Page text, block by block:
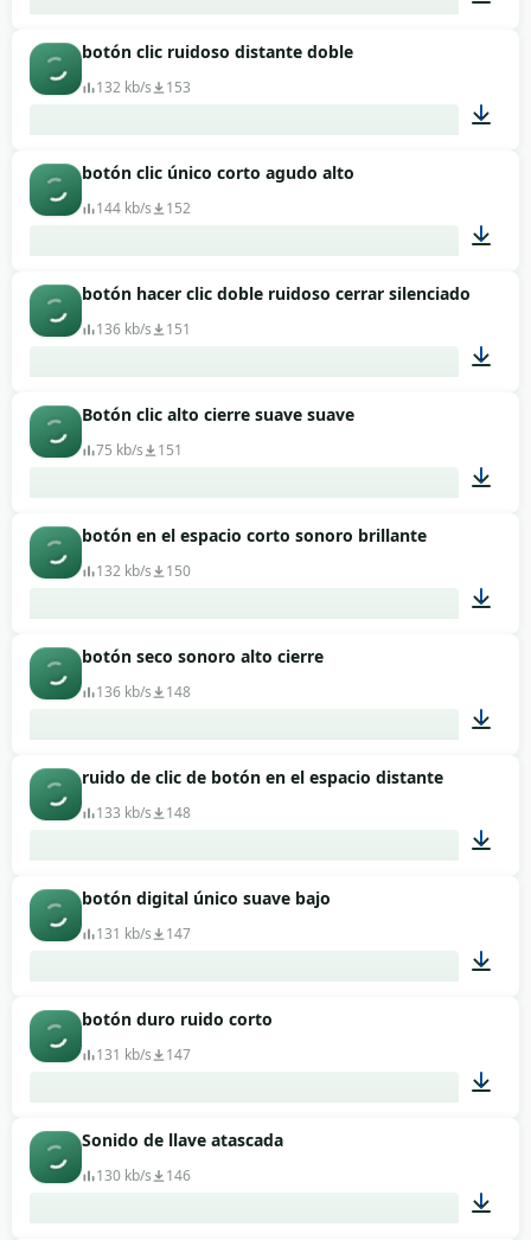
botón clic ruidoso distante doble
132 kb/s 153
botón clic único corto agudo alto
144 kb/s 152
00:01
botón hacer clic doble ruidoso cerrar silenciado
136 kb/s 151
Botón clic alto cierre suave suave
75 kb/s 151
botón en el espacio corto sonoro brillante
132 kb/s 150
botón seco sonoro alto cierre
136 kb/s 148
ruido de clic de botón en el espacio distante
133 kb/s 148
botón digital único suave bajo
131 kb/s 147
botón duro ruido corto
131 kb/s 147
Sonido de llave atascada
130 kb/s 146